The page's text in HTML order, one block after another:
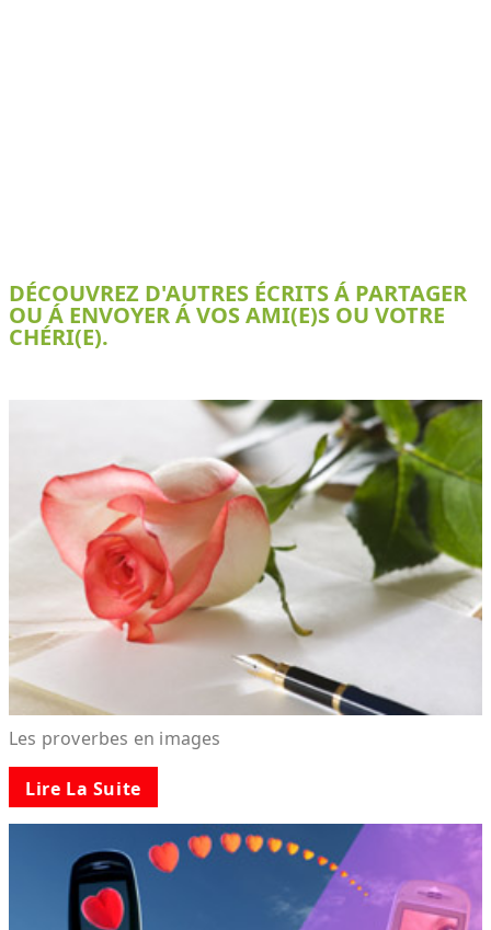
DÉCOUVREZ D'AUTRES ÉCRITS Á PARTAGER
OU Á ENVOYER Á VOS AMI(E)S OU VOTRE
CHÉRI(E).
Les proverbes en images
Lire La Suite